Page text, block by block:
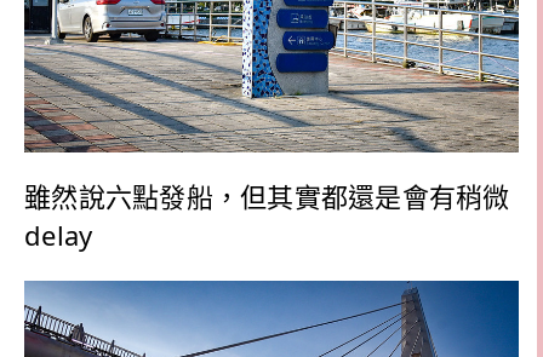
雖然說六點發船，但其實都還是會有稍微
delay